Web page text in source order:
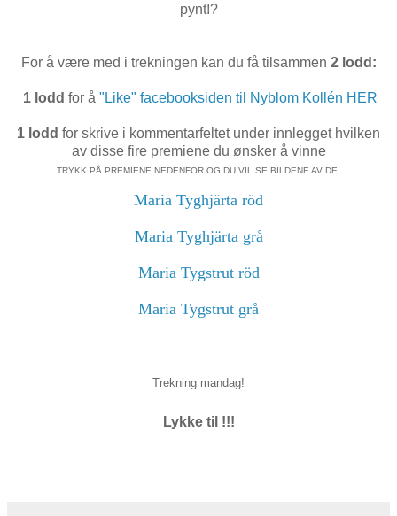
pynt!?
For å være med i trekningen kan du få tilsammen 2 lodd:
1 lodd for å "Like" facebooksiden til Nyblom Kollén HER
1 lodd for skrive i kommentarfeltet under innlegget hvilken
av disse fire premiene du ønsker å vinne
TRYKK PÅ PREMIENE NEDENFOR OG DU VIL SE BILDENE AV DE.
Maria Tyghjärta röd
Maria Tyghjärta grå
Maria Tygstrut röd
Maria Tygstrut grå
Trekning mandag!
Lykke til !!!